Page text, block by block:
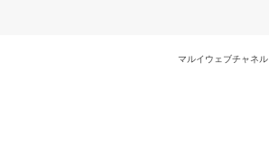
マルイウェブチャネル